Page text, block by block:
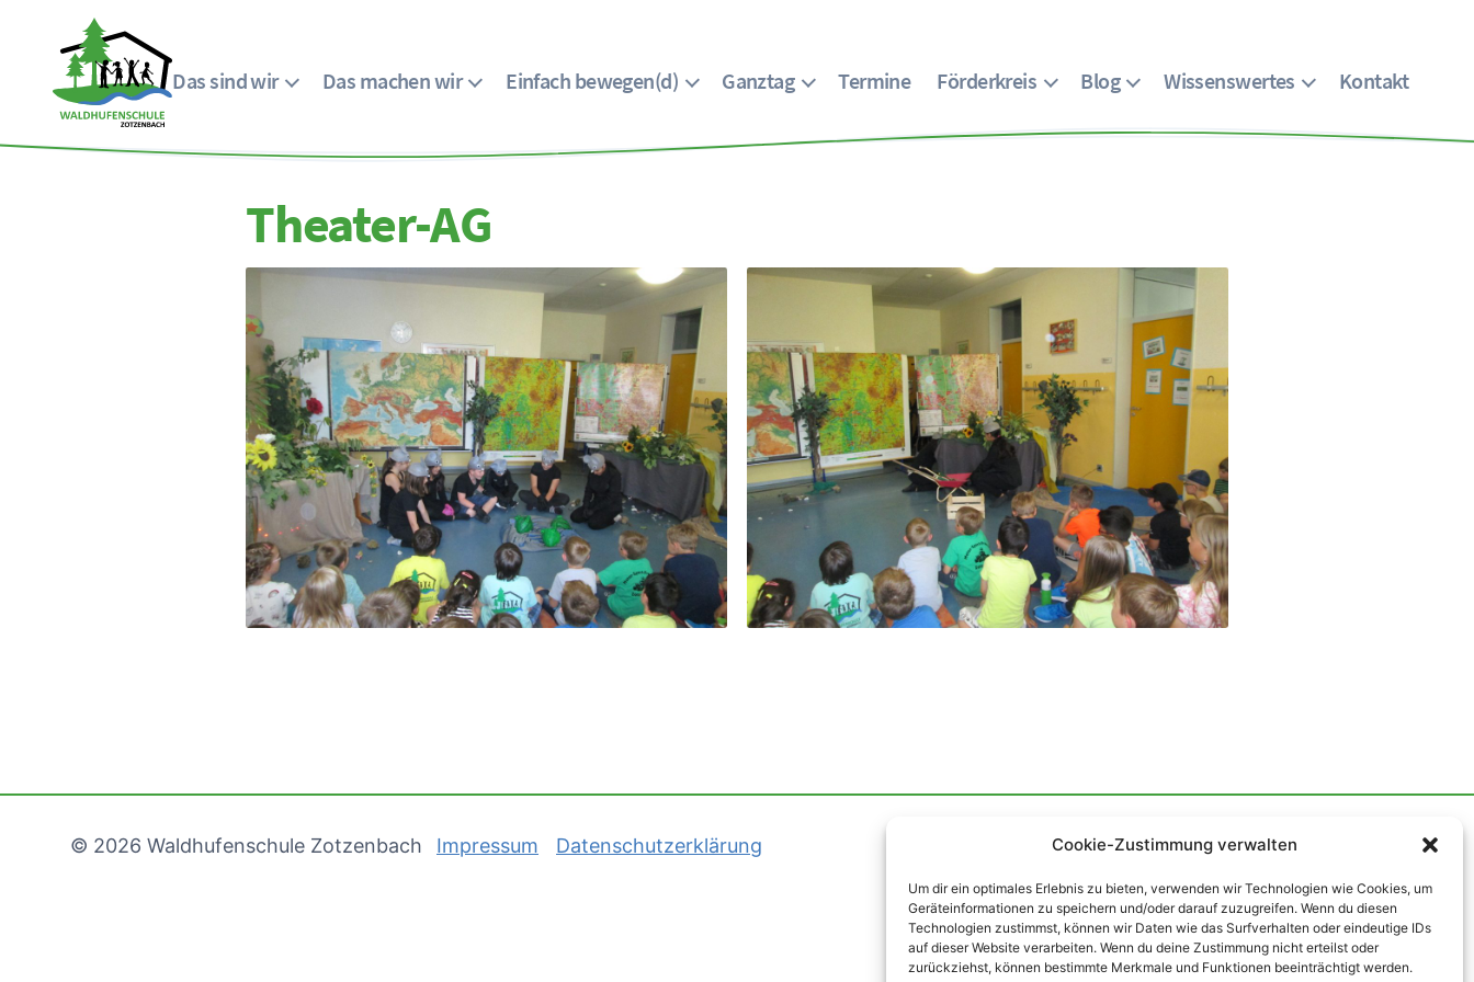
Cookie-Zustimmung verwalten
Um dir ein optimales Erlebnis zu bieten, verwenden wir Technologien wie Cookies, um
Geräteinformationen zu speichern und/oder darauf zuzugreifen. Wenn du diesen
Technologien zustimmst, können wir Daten wie das Surfverhalten oder eindeutige IDs
auf dieser Website verarbeiten. Wenn du deine Zustimmung nicht erteilst oder
zurückziehst, können bestimmte Merkmale und Funktionen beeinträchtigt werden.
Waldhufenschule
Das sind wir Das machen wir Einfach bewegen(d) Ganztag Termine Förderkreis Blog Wissenswertes Kontakt
Menü
Theater-AG
© 2026 Waldhufenschule Zotzenbach Impressum Datenschutzerklärung Nach oben